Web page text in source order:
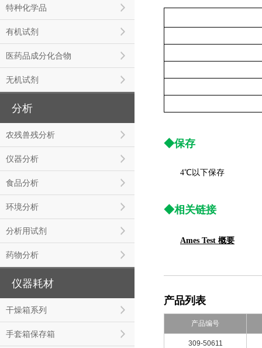
特种化学品
有机试剂
医药品成分化合物
无机试剂
分析
农残兽残分析
仪器分析
食品分析
环境分析
分析用试剂
药物分析
仪器耗材
干燥箱系列
手套箱保存箱
◆保存
4℃以下保存
◆相关链接
Ames Test 概要
产品列表
产品编号
309-50611